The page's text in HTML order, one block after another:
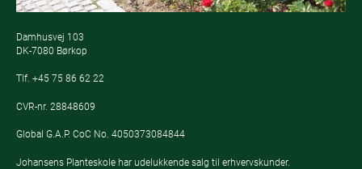
Damhusvej 103
DK-7080 Børkop
Tlf. +45 75 86 62 22
CVR-nr. 28848609
Global G.A.P. CoC No. 4050373084844
Johansens Planteskole har udelukkende salg til erhvervskunder.